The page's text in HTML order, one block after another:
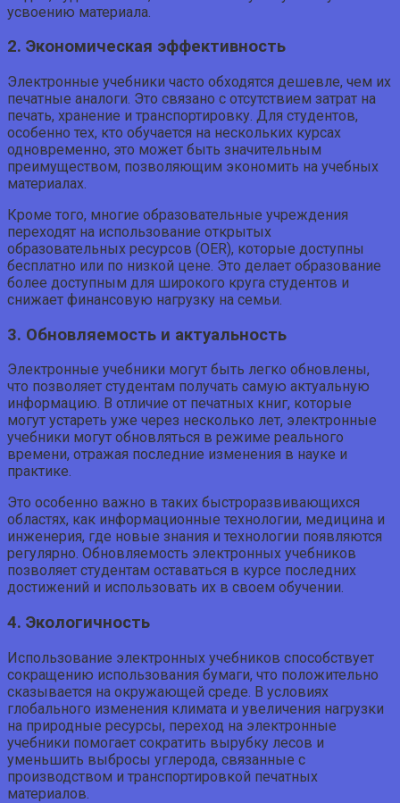
усвоению материала.
2. Экономическая эффективность
Электронные учебники часто обходятся дешевле, чем их
печатные аналоги. Это связано с отсутствием затрат на
печать, хранение и транспортировку. Для студентов,
особенно тех, кто обучается на нескольких курсах
одновременно, это может быть значительным
преимуществом, позволяющим экономить на учебных
материалах.
Кроме того, многие образовательные учреждения
переходят на использование открытых
образовательных ресурсов (OER), которые доступны
бесплатно или по низкой цене. Это делает образование
более доступным для широкого круга студентов и
снижает финансовую нагрузку на семьи.
3. Обновляемость и актуальность
Электронные учебники могут быть легко обновлены,
что позволяет студентам получать самую актуальную
информацию. В отличие от печатных книг, которые
могут устареть уже через несколько лет, электронные
учебники могут обновляться в режиме реального
времени, отражая последние изменения в науке и
практике.
Это особенно важно в таких быстроразвивающихся
областях, как информационные технологии, медицина и
инженерия, где новые знания и технологии появляются
регулярно. Обновляемость электронных учебников
позволяет студентам оставаться в курсе последних
достижений и использовать их в своем обучении.
4. Экологичность
Использование электронных учебников способствует
сокращению использования бумаги, что положительно
сказывается на окружающей среде. В условиях
глобального изменения климата и увеличения нагрузки
на природные ресурсы, переход на электронные
учебники помогает сократить вырубку лесов и
уменьшить выбросы углерода, связанные с
производством и транспортировкой печатных
материалов.